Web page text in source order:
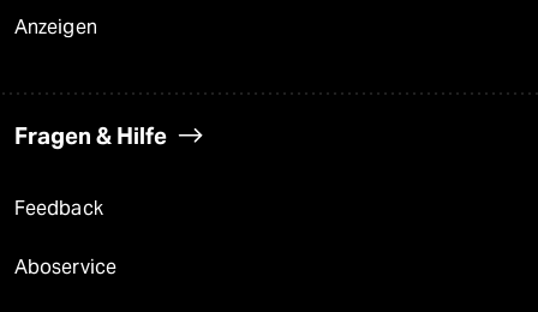
Anzeigen
Fragen & Hilfe
Feedback
Aboservice